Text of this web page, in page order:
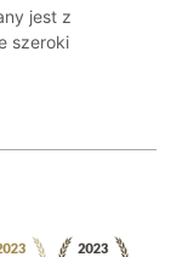
jest z
szeroki